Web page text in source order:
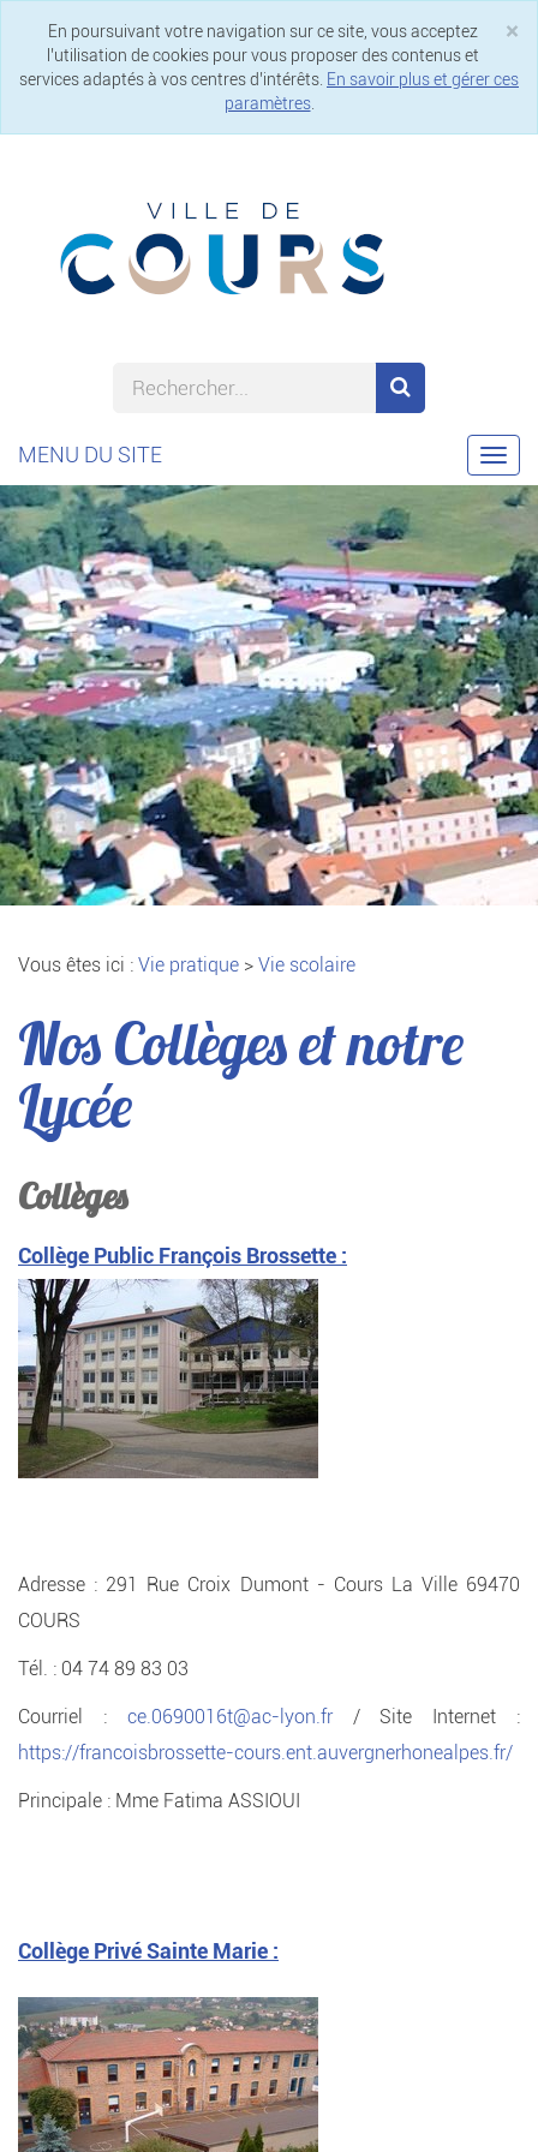
×
En poursuivant votre navigation sur ce site, vous acceptez
l’utilisation de cookies pour vous proposer des contenus et
services adaptés à vos centres d’intérêts. En savoir plus et gérer ces
paramètres.
MENU DU SITE
Vous êtes ici : Vie pratique > Vie scolaire
Nos Collèges et notre
Lycée
Collèges
Collège Public François Brossette :
Adresse : 291 Rue Croix Dumont - Cours La Ville 69470
COURS
Tél. : 04 74 89 83 03
Courriel : ce.0690016t@ac-lyon.fr/ Site Internet :
https://francoisbrossette-cours.ent.auvergnerhonealpes.fr/
Principale : Mme Fatima ASSIOUI
Collège Privé Sainte Marie :